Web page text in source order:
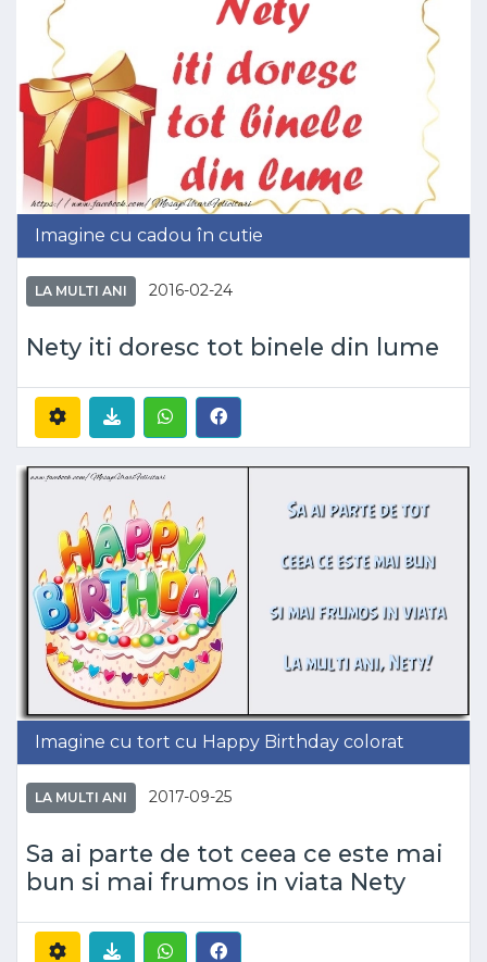
Imagine cu cadou în cutie
LA MULTI ANI 2016-02-24
Nety iti doresc tot binele din lume
Imagine cu tort cu Happy Birthday colorat
LA MULTI ANI 2017-09-25
Sa ai parte de tot ceea ce este mai
bun si mai frumos in viata Nety